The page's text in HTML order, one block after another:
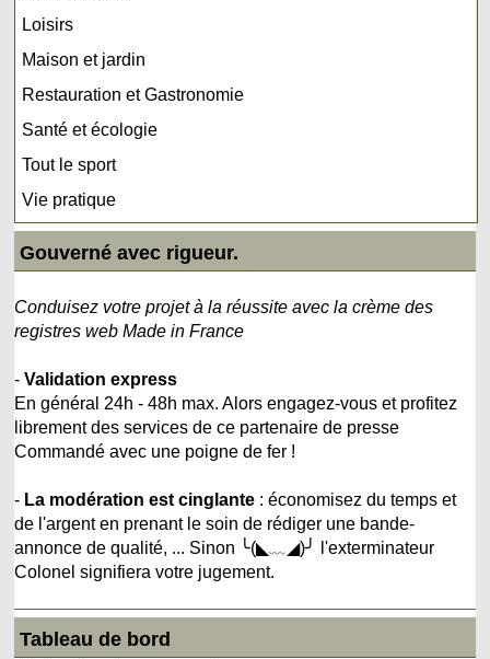
Loisirs
Maison et jardin
Restauration et Gastronomie
Santé et écologie
Tout le sport
Vie pratique
Gouverné avec rigueur.
Conduisez votre projet à la réussite avec la crème des
registres web Made in France
-Validation express
En général 24h - 48h max. Alors engagez-vous et profitez
librement des services de ce partenaire de presse
Commandé avec une poigne de fer !
- La modération est cinglante : économisez du temps et
de l'argent en prenant le soin de rédiger une bande-
annonce de qualité, ... Sinon ╰(◣﹏◢)╯ l'exterminateur
Colonel signifiera votre jugement.
Tableau de bord